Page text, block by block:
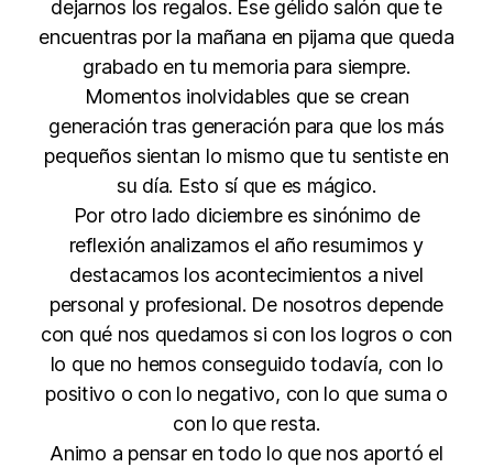
dejarnos los regalos. Ese gélido salón que te
encuentras por la mañana en pijama que queda
grabado en tu memoria para siempre.
Momentos inolvidables que se crean
generación tras generación para que los más
pequeños sientan lo mismo que tu sentiste en
su día. Esto sí que es mágico.
Por otro lado diciembre es sinónimo de
reflexión analizamos el año resumimos y
destacamos los acontecimientos a nivel
personal y profesional. De nosotros depende
con qué nos quedamos si con los logros o con
lo que no hemos conseguido todavía, con lo
positivo o con lo negativo, con lo que suma o
con lo que resta.
Animo a pensar en todo lo que nos aportó el